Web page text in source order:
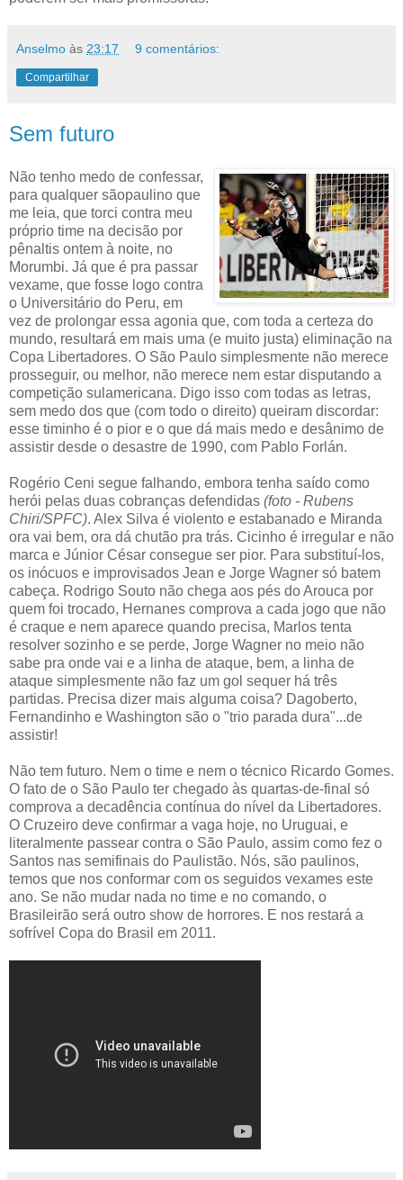
Anselmo às 23:17 9 comentários:
Compartilhar
Sem futuro
Não tenho medo de confessar,
para qualquer sãopaulino que
me leia, que torci contra meu
próprio time na decisão por
pênaltis ontem à noite, no
Morumbi. Já que é pra passar
vexame, que fosse logo contra
o Universitário do Peru, em
vez de prolongar essa agonia que, com toda a certeza do
mundo, resultará em mais uma (e muito justa) eliminação na
Copa Libertadores. O São Paulo simplesmente não merece
prosseguir, ou melhor, não merece nem estar disputando a
competição sulamericana. Digo isso com todas as letras,
sem medo dos que (com todo o direito) queiram discordar:
esse timinho é o pior e o que dá mais medo e desânimo de
assistir desde o desastre de 1990, com Pablo Forlán.
Rogério Ceni segue falhando, embora tenha saído como
herói pelas duas cobranças defendidas (foto - Rubens
Chiri/SPFC). Alex Silva é violento e estabanado e Miranda
ora vai bem, ora dá chutão pra trás. Cicinho é irregular e não
marca e Júnior César consegue ser pior. Para substituí-los,
os inócuos e improvisados Jean e Jorge Wagner só batem
cabeça. Rodrigo Souto não chega aos pés do Arouca por
quem foi trocado, Hernanes comprova a cada jogo que não
é craque e nem aparece quando precisa, Marlos tenta
resolver sozinho e se perde, Jorge Wagner no meio não
sabe pra onde vai e a linha de ataque, bem, a linha de
ataque simplesmente não faz um gol sequer há três
partidas. Precisa dizer mais alguma coisa? Dagoberto,
Fernandinho e Washington são o "trio parada dura"...de
assistir!
Não tem futuro. Nem o time e nem o técnico Ricardo Gomes.
O fato de o São Paulo ter chegado às quartas-de-final só
comprova a decadência contínua do nível da Libertadores.
O Cruzeiro deve confirmar a vaga hoje, no Uruguai, e
literalmente passear contra o São Paulo, assim como fez o
Santos nas semifinais do Paulistão. Nós, são paulinos,
temos que nos conformar com os seguidos vexames este
ano. Se não mudar nada no time e no comando, o
Brasileirão será outro show de horrores. E nos restará a
sofrível Copa do Brasil em 2011.